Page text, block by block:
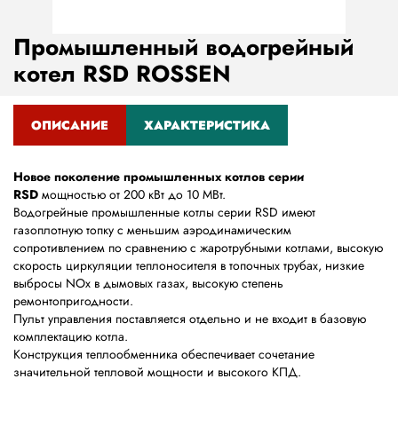
Промышленный водогрейный
котел RSD ROSSEN
ОПИСАНИЕ
(АКТИВНАЯ
ХАРАКТЕРИСТИКА
Новое поколение промышленных котлов серии
RSD мощностью от 200 кВт до 10 МВт.
Водогрейные промышленные котлы серии RSD имеют
газоплотную топку с меньшим аэродинамическим
сопротивлением по сравнению с жаротрубными котлами, высокую
скорость циркуляции теплоносителя в топочных трубах, низкие
выбросы NOx в дымовых газах, высокую степень
ремонтопригодности.
Пульт управления поставляется отдельно и не входит в базовую
комплектацию котла.
Конструкция теплообменника обеспечивает сочетание
значительной тепловой мощности и высокого КПД.